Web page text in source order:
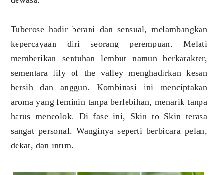
Tuberose hadir berani dan sensual, melambangkan
kepercayaan diri seorang perempuan. Melati
memberikan sentuhan lembut namun berkarakter,
sementara lily of the valley menghadirkan kesan
bersih dan anggun. Kombinasi ini menciptakan
aroma yang feminin tanpa berlebihan, menarik tanpa
harus mencolok. Di fase ini, Skin to Skin terasa
sangat personal. Wanginya seperti berbicara pelan,
dekat, dan intim.